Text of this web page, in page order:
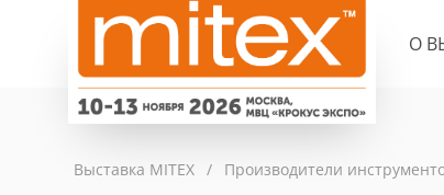
О
Выставка MITEX / Производители